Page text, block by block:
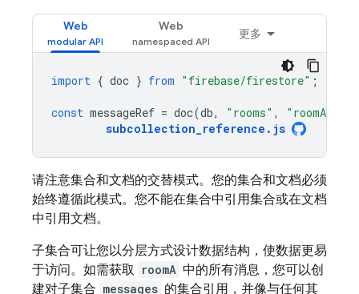
Web Web
更多
import { doc } from "firebase/firestore" ;
const messageRef = doc(db, "rooms" , "roomA"
subcollection_reference . js
请注意集合和文档的交替模式。您的集合和文档必须
始终遵循此模式。您不能在集合中引用集合或在文档
中引用文档。
子集合可让您以分层方式设计数据结构，使数据更易
于访问。如需获取
roomA 中的所有消息，您可以创
建对子集合 messages 的集合引用，并像与任何其